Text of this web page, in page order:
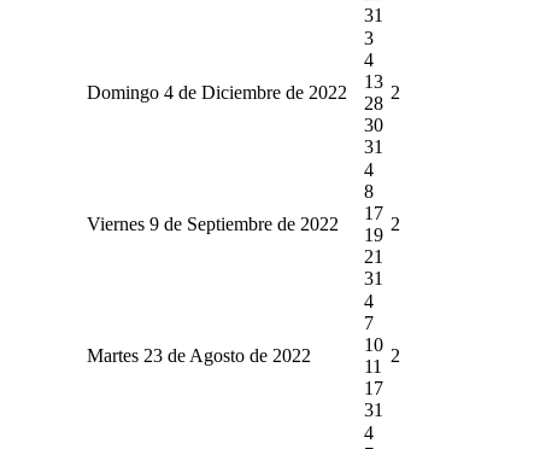
31
Domingo 4 de Diciembre de 2022
3
4
13
28
30
31
2
Viernes 9 de Septiembre de 2022
4
8
17
19
21
31
2
Martes 23 de Agosto de 2022
4
7
10
11
17
31
2
4